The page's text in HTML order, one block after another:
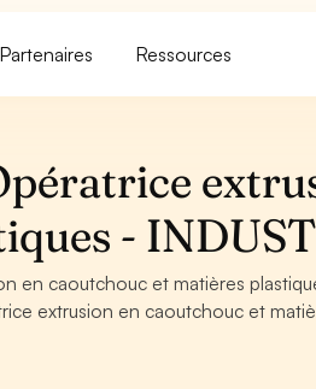
Partenaires Ressources
-
en caoutchouc et matières
extrusion en caoutchouc et